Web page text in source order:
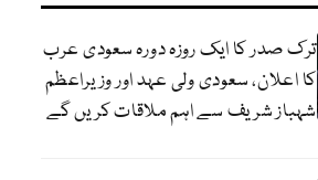
ترک صدر کا ایک روزہ دورہ سعودی عرب
کا اعلان، سعودی ولی عہد اور وزیراعظم
شہباز شریف سے اہم ملاقات کریں گے